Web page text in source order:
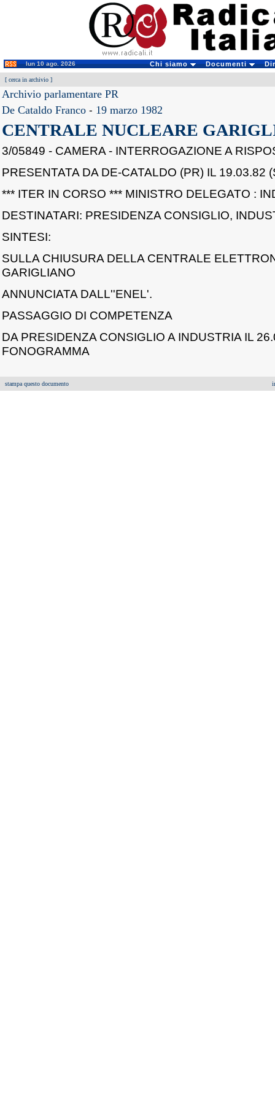
lun 10 ago. 2026 Chi siamo Documenti
[ cerca in archivio ]
Archivio parlamentare PR
De Cataldo Franco - 19 marzo 1982
CENTRALE NUCLEARE
3/05849 - CAMERA - INTERROGAZIONE A
PRESENTATA DA DE-CATALDO (PR) IL 19.03.82
*** ITER IN CORSO *** MINISTRO DELEGATO :
DESTINATARI: PRESIDENZA CONSIGLIO,
SINTESI:
SULLA CHIUSURA DELLA CENTRALE
GARIGLIANO
ANNUNCIATA DALL''ENEL'.
PASSAGGIO DI COMPETENZA
DA PRESIDENZA CONSIGLIO A INDUSTRIA IL
FONOGRAMMA
stampa questo documento